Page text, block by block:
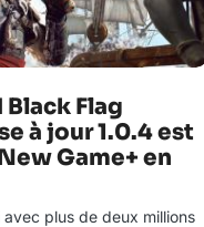
Black Flag
à jour 1.0.4 est
Game+ en
plus de deux millions